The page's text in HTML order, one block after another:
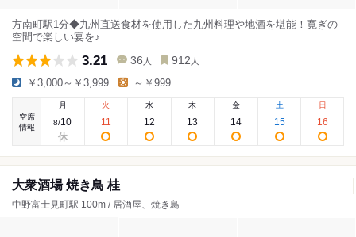
方南町駅1分◆九州直送食材を使用した九州料理や地酒を堪能！寛ぎの
空間で楽しい宴を♪
3.21 36 人 912 人
￥3,000～￥3,999 ～￥999
空席
情報
月
8/10
火
11
水
12
木
13
金
14
土
15
日
16
大衆酒場 焼き鳥 桂
中野富士見町駅 100m / 居酒屋、焼き鳥